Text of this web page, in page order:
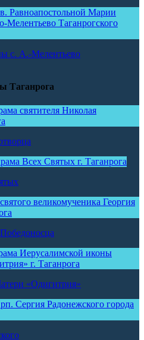
с. А.-Мелентьево
Таганрога
«Одигитрия»